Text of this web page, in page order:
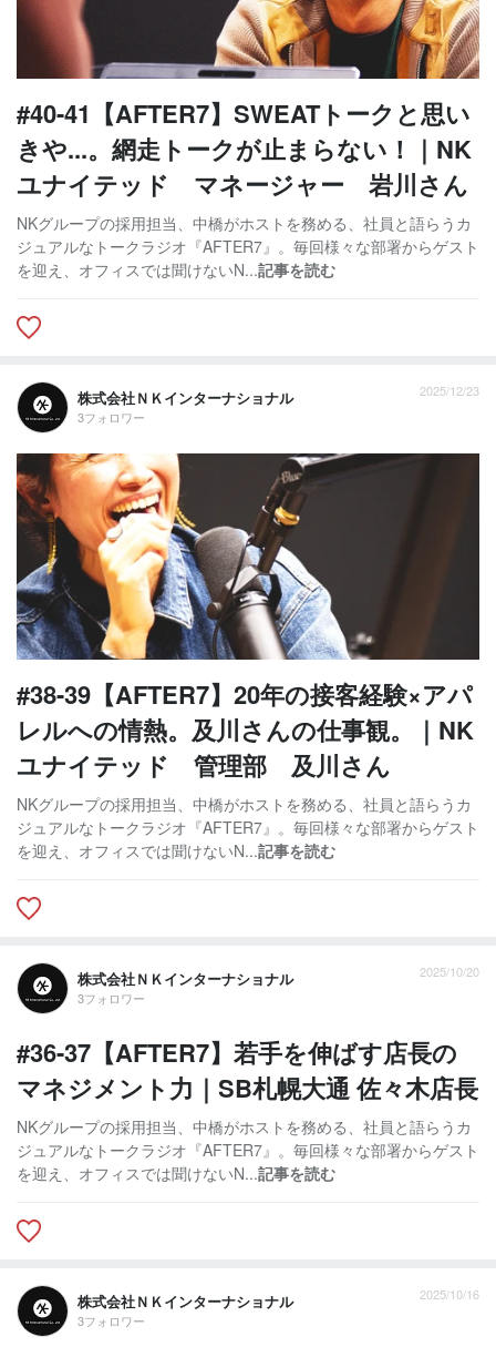
#40-41【AFTER7】SWEATトークと思い
きや...。網走トークが止まらない！｜NK
ユナイテッド マネージャー 岩川さん
NKグループの採用担当、中橋がホストを務める、社員と語らうカ
ジュアルなトークラジオ『AFTER7』。毎回様々な部署からゲスト
を迎え、オフィスでは聞けないN...記事を読む
株式会社ＮＫインターナショナル
3フォロワー
2025/12/23
#38-39【AFTER7】20年の接客経験×アパ
レルへの情熱。及川さんの仕事観。｜NK
ユナイテッド 管理部 及川さん
NKグループの採用担当、中橋がホストを務める、社員と語らうカ
ジュアルなトークラジオ『AFTER7』。毎回様々な部署からゲスト
を迎え、オフィスでは聞けないN...記事を読む
株式会社ＮＫインターナショナル
3フォロワー
2025/10/20
#36-37【AFTER7】若手を伸ばす店長の
マネジメント力｜SB札幌大通 佐々木店長
NKグループの採用担当、中橋がホストを務める、社員と語らうカ
ジュアルなトークラジオ『AFTER7』。毎回様々な部署からゲスト
を迎え、オフィスでは聞けないN...記事を読む
株式会社ＮＫインターナショナル
3フォロワー
2025/10/16